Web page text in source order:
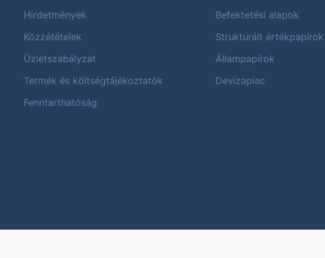
Hirdetmények
Közzétételek
Üzletszabályzat
Termék és költségtájékoztatók
Fenntarthatóság
Befektetési alapok
Strukturált értékpapírok
Állampapírok
Devizapiac